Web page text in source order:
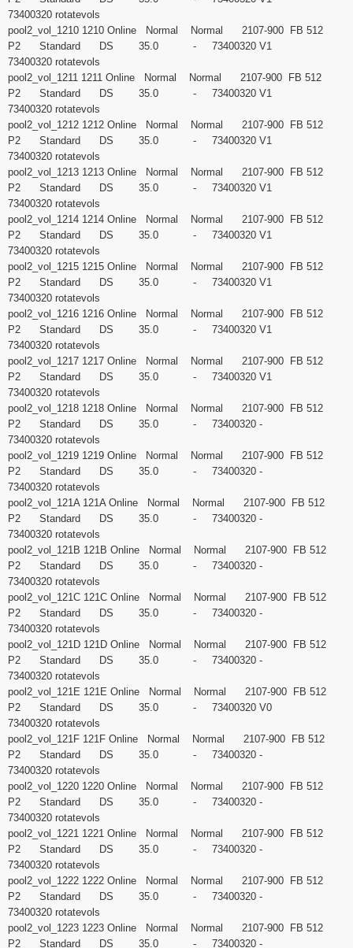
73400320 rotatevols
pool2_vol_1210 1210 Online Normal Normal 2107-900 FB 512
P2 Standard DS 35.0 - 73400320 V1
73400320 rotatevols
pool2_vol_1211 1211 Online Normal Normal 2107-900 FB 512
P2 Standard DS 35.0 - 73400320 V1
73400320 rotatevols
pool2_vol_1212 1212 Online Normal Normal 2107-900 FB 512
P2 Standard DS 35.0 - 73400320 V1
73400320 rotatevols
pool2_vol_1213 1213 Online Normal Normal 2107-900 FB 512
P2 Standard DS 35.0 - 73400320 V1
73400320 rotatevols
pool2_vol_1214 1214 Online Normal Normal 2107-900 FB 512
P2 Standard DS 35.0 - 73400320 V1
73400320 rotatevols
pool2_vol_1215 1215 Online Normal Normal 2107-900 FB 512
P2 Standard DS 35.0 - 73400320 V1
73400320 rotatevols
pool2_vol_1216 1216 Online Normal Normal 2107-900 FB 512
P2 Standard DS 35.0 - 73400320 V1
73400320 rotatevols
pool2_vol_1217 1217 Online Normal Normal 2107-900 FB 512
P2 Standard DS 35.0 - 73400320 V1
73400320 rotatevols
pool2_vol_1218 1218 Online Normal Normal 2107-900 FB 512
P2 Standard DS 35.0 - 73400320 -
73400320 rotatevols
pool2_vol_1219 1219 Online Normal Normal 2107-900 FB 512
P2 Standard DS 35.0 - 73400320 -
73400320 rotatevols
pool2_vol_121A 121A Online Normal Normal 2107-900 FB 512
P2 Standard DS 35.0 - 73400320 -
73400320 rotatevols
pool2_vol_121B 121B Online Normal Normal 2107-900 FB 512
P2 Standard DS 35.0 - 73400320 -
73400320 rotatevols
pool2_vol_121C 121C Online Normal Normal 2107-900 FB 512
P2 Standard DS 35.0 - 73400320 -
73400320 rotatevols
pool2_vol_121D 121D Online Normal Normal 2107-900 FB 512
P2 Standard DS 35.0 - 73400320 -
73400320 rotatevols
pool2_vol_121E 121E Online Normal Normal 2107-900 FB 512
P2 Standard DS 35.0 - 73400320 V0
73400320 rotatevols
pool2_vol_121F 121F Online Normal Normal 2107-900 FB 512
P2 Standard DS 35.0 - 73400320 -
73400320 rotatevols
pool2_vol_1220 1220 Online Normal Normal 2107-900 FB 512
P2 Standard DS 35.0 - 73400320 -
73400320 rotatevols
pool2_vol_1221 1221 Online Normal Normal 2107-900 FB 512
P2 Standard DS 35.0 - 73400320 -
73400320 rotatevols
pool2_vol_1222 1222 Online Normal Normal 2107-900 FB 512
P2 Standard DS 35.0 - 73400320 -
73400320 rotatevols
pool2_vol_1223 1223 Online Normal Normal 2107-900 FB 512
P2 Standard DS 35.0 - 73400320 -